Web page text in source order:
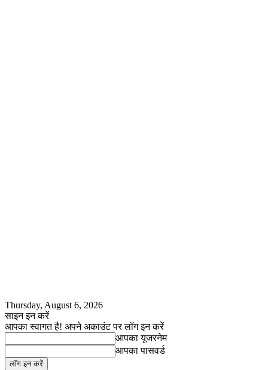
Thursday, August 6, 2026
साइन इन करें
आपका स्वागत है! अपने अकाउंट पर लॉग इन करें
आपका यूजरनेम
आपका पासवर्ड